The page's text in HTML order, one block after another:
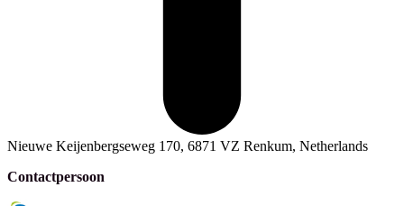
Nieuwe Keijenbergseweg 170, 6871 VZ Renkum, Netherlands
Contactpersoon